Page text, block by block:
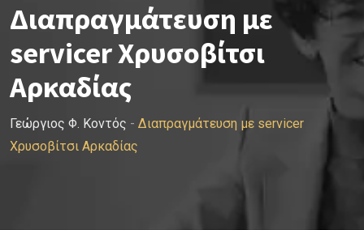
Διαπραγμάτευση με
servicer Χρυσοβίτσι
Αρκαδίας
Γεώργιος Φ. Κοντός - Διαπραγμάτευση με servicer
Χρυσοβίτσι Αρκαδίας